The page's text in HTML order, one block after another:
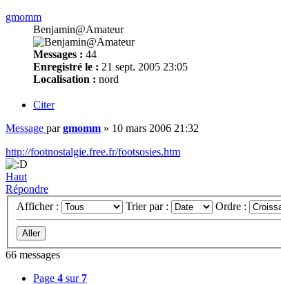
gmomm
Benjamin@Amateur
Messages : 44
Enregistré le : 21 sept. 2005 23:05
Localisation : nord
Citer
Message pargmomm » 10 mars 2006 21:32
http://footnostalgie.free.fr/footsosies.htm
Haut
Répondre
Afficher :
Trier par : Ordre :
66 messages
Page 4 sur 7